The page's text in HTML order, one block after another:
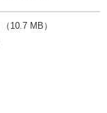
（10.7 MB）